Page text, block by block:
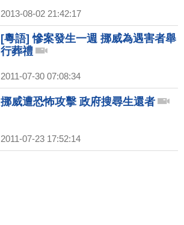
2013-08-02 21:42:17
[粵語] 慘案發生一週 挪威為遇害者舉
行葬禮
2011-07-30 07:08:34
挪威遭恐怖攻擊 政府搜尋生還者
2011-07-23 17:52:14